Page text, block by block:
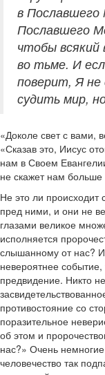
в
Пославшего
чтобы
во тьме. И
поверит, Я не
судить мир,
«Доколе свет с вами,
«Сказав это, Иисус
нам в Своем
не скажет нам больше
Не это ли происходит
пред ними, и они не
глазами великое
исполняется
слышанному от нас?
невероятнее
предвидение. Никто
противостояние со
поразительное
об этом и
нас?» Очень
человечество так